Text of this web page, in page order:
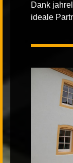
Dank
ideale